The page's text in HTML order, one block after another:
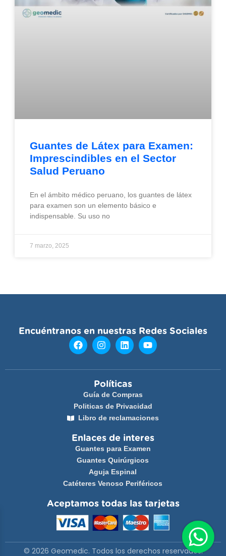
Guantes de Látex para Examen:
Imprescindibles en el Sector
Salud Peruano
En el ámbito médico peruano, los guantes de látex
para examen son un elemento básico e
indispensable. Su uso no
7 marzo, 2025
Encuéntranos en nuestras Redes Sociales
Políticas
Guía de Compras
Politicas de Privacidad
Libro de reclamaciones
Enlaces de interes
Guantes para Examen
Guantes Quirúrgicos
Aguja Espinal
Catéteres Venoso Periféricos
Aceptamos todas las tarjetas
© 2026 Geomedic. Todos los derechos reservados.